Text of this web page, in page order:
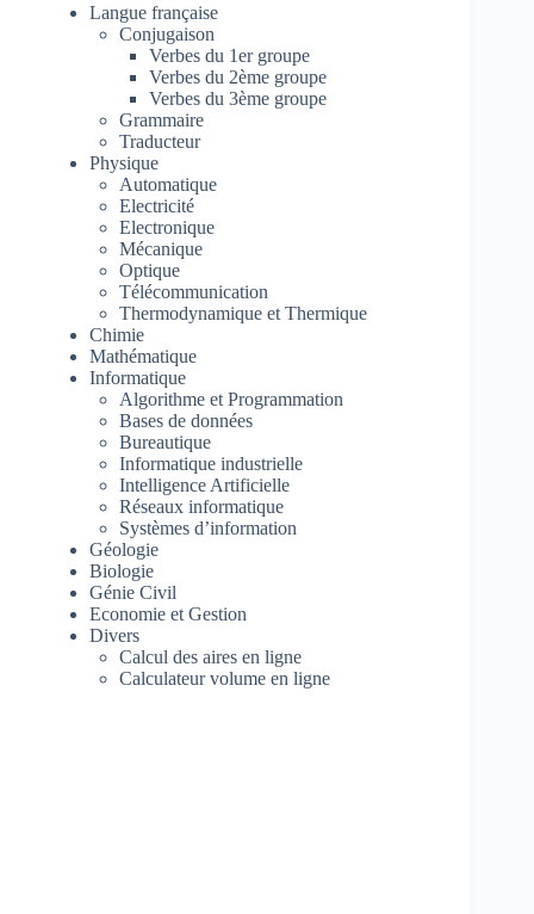
Langue française
Conjugaison
Verbes du 1er groupe
Verbes du 2ème groupe
Verbes du 3ème groupe
Grammaire
Traducteur
Physique
Automatique
Electricité
Electronique
Mécanique
Optique
Télécommunication
Thermodynamique et Thermique
Chimie
Mathématique
Informatique
Algorithme et Programmation
Bases de données
Bureautique
Informatique industrielle
Intelligence Artificielle
Réseaux informatique
Systèmes d’information
Géologie
Biologie
Génie Civil
Economie et Gestion
Divers
Calcul des aires en ligne
Calculateur volume en ligne